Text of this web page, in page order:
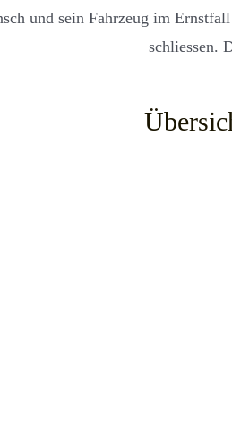
und sein Fahrzeug im
schliessen.